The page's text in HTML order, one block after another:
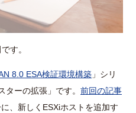
す。
8.0 ESA検証環境構築 」シリ
ターの拡張」です。 前回の記事
、新しく ESXiホストを追加す